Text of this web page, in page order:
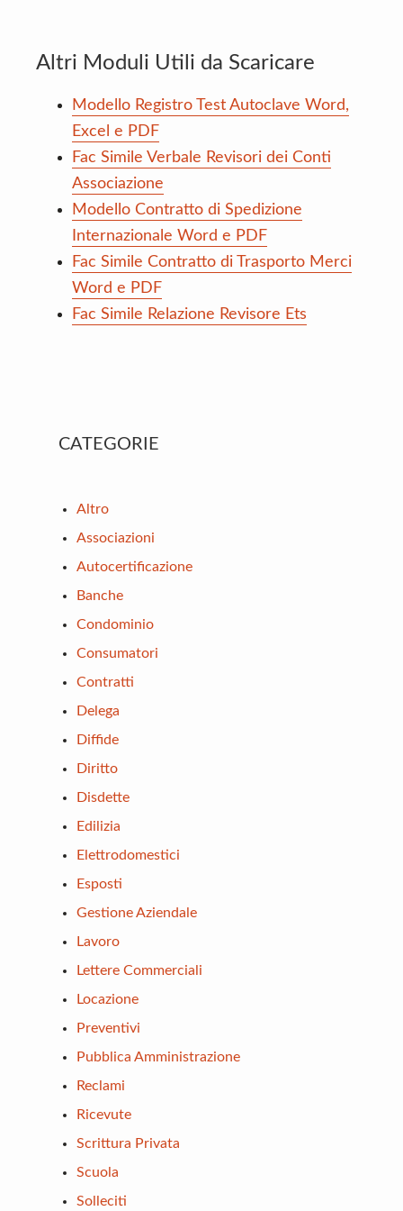
Altri Moduli Utili da Scaricare
Modello Registro Test Autoclave Word,
Excel e PDF
Fac Simile Verbale Revisori dei Conti
Associazione
Modello Contratto di Spedizione
Internazionale Word e PDF
Fac Simile Contratto di Trasporto Merci
Word e PDF
Fac Simile Relazione Revisore Ets
Primary
CATEGORIE
Altro
Associazioni
Autocertificazione
Banche
Condominio
Consumatori
Contratti
Delega
Diffide
Diritto
Disdette
Edilizia
Elettrodomestici
Esposti
Gestione Aziendale
Lavoro
Lettere Commerciali
Locazione
Preventivi
Pubblica Amministrazione
Reclami
Ricevute
Scrittura Privata
Scuola
Solleciti